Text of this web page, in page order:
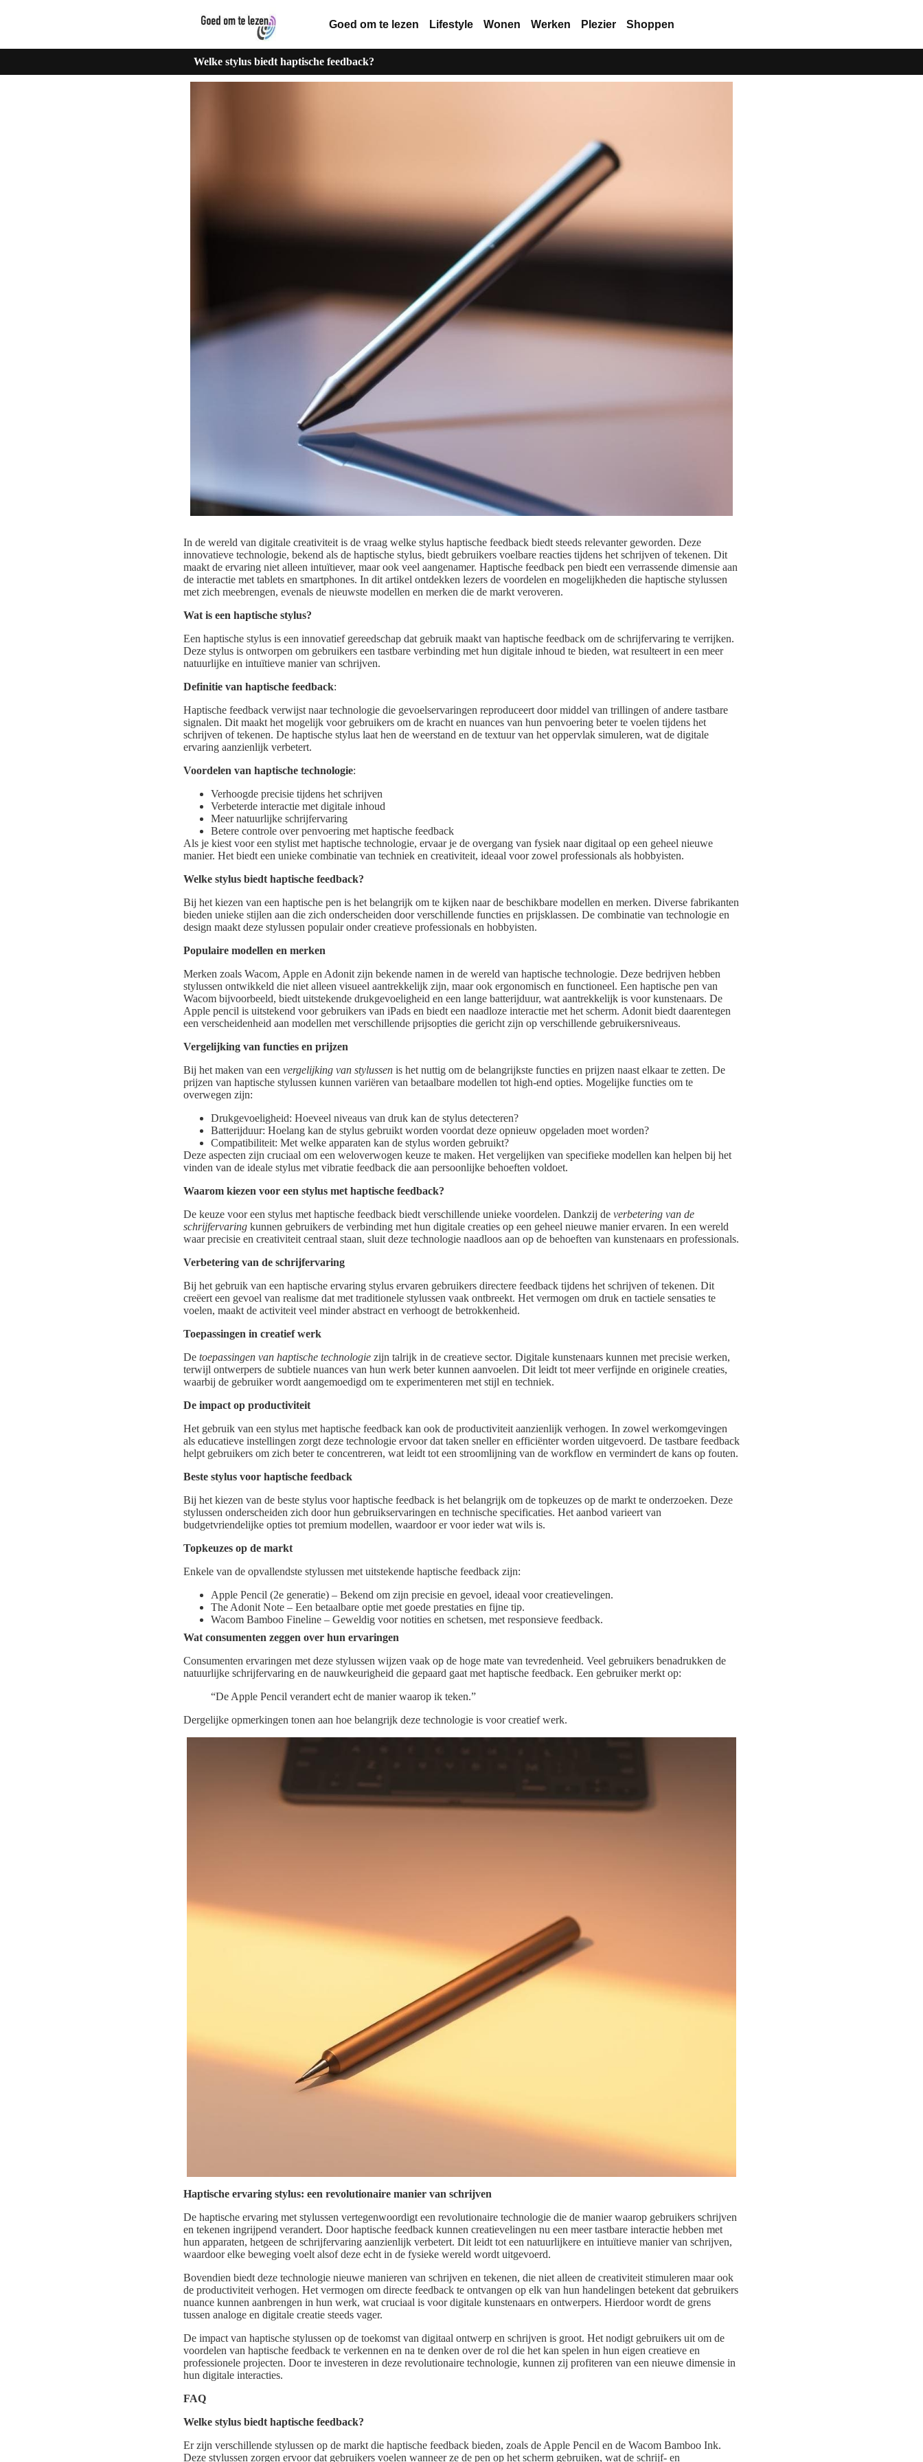
Goed om te lezen Lifestyle Wonen Werken Plezier Shoppen
Welke stylus biedt haptische feedback?
In de wereld van digitale creativiteit is de vraag welke stylus haptische feedback biedt steeds relevanter geworden. Deze
innovatieve technologie, bekend als de haptische stylus, biedt gebruikers voelbare reacties tijdens het schrijven of tekenen. Dit
maakt de ervaring niet alleen intuïtiever, maar ook veel aangenamer. Haptische feedback pen biedt een verrassende dimensie aan
de interactie met tablets en smartphones. In dit artikel ontdekken lezers de voordelen en mogelijkheden die haptische stylussen
met zich meebrengen, evenals de nieuwste modellen en merken die de markt veroveren.
Wat is een haptische stylus?
Een haptische stylus is een innovatief gereedschap dat gebruik maakt van haptische feedback om de schrijfervaring te verrijken.
Deze stylus is ontworpen om gebruikers een tastbare verbinding met hun digitale inhoud te bieden, wat resulteert in een meer
natuurlijke en intuïtieve manier van schrijven.
Definitie van haptische feedback:
Haptische feedback verwijst naar technologie die gevoelservaringen reproduceert door middel van trillingen of andere tastbare
signalen. Dit maakt het mogelijk voor gebruikers om de kracht en nuances van hun penvoering beter te voelen tijdens het
schrijven of tekenen. De haptische stylus laat hen de weerstand en de textuur van het oppervlak simuleren, wat de digitale
ervaring aanzienlijk verbetert.
Voordelen van haptische technologie:
Verhoogde precisie tijdens het schrijven
Verbeterde interactie met digitale inhoud
Meer natuurlijke schrijfervaring
Betere controle over penvoering met haptische feedback
Als je kiest voor een stylist met haptische technologie, ervaar je de overgang van fysiek naar digitaal op een geheel nieuwe
manier. Het biedt een unieke combinatie van techniek en creativiteit, ideaal voor zowel professionals als hobbyisten.
Welke stylus biedt haptische feedback?
Bij het kiezen van een haptische pen is het belangrijk om te kijken naar de beschikbare modellen en merken. Diverse fabrikanten
bieden unieke stijlen aan die zich onderscheiden door verschillende functies en prijsklassen. De combinatie van technologie en
design maakt deze stylussen populair onder creatieve professionals en hobbyisten.
Populaire modellen en merken
Merken zoals Wacom, Apple en Adonit zijn bekende namen in de wereld van haptische technologie. Deze bedrijven hebben
stylussen ontwikkeld die niet alleen visueel aantrekkelijk zijn, maar ook ergonomisch en functioneel. Een haptische pen van
Wacom bijvoorbeeld, biedt uitstekende drukgevoeligheid en een lange batterijduur, wat aantrekkelijk is voor kunstenaars. De
Apple pencil is uitstekend voor gebruikers van iPads en biedt een naadloze interactie met het scherm. Adonit biedt daarentegen
een verscheidenheid aan modellen met verschillende prijsopties die gericht zijn op verschillende gebruikersniveaus.
Vergelijking van functies en prijzen
Bij het maken van een vergelijking van stylussen is het nuttig om de belangrijkste functies en prijzen naast elkaar te zetten. De
prijzen van haptische stylussen kunnen variëren van betaalbare modellen tot high-end opties. Mogelijke functies om te
overwegen zijn:
Drukgevoeligheid: Hoeveel niveaus van druk kan de stylus detecteren?
Batterijduur: Hoelang kan de stylus gebruikt worden voordat deze opnieuw opgeladen moet worden?
Compatibiliteit: Met welke apparaten kan de stylus worden gebruikt?
Deze aspecten zijn cruciaal om een weloverwogen keuze te maken. Het vergelijken van specifieke modellen kan helpen bij het
vinden van de ideale stylus met vibratie feedback die aan persoonlijke behoeften voldoet.
Waarom kiezen voor een stylus met haptische feedback?
De keuze voor een stylus met haptische feedback biedt verschillende unieke voordelen. Dankzij de verbetering van de
schrijfervaring kunnen gebruikers de verbinding met hun digitale creaties op een geheel nieuwe manier ervaren. In een wereld
waar precisie en creativiteit centraal staan, sluit deze technologie naadloos aan op de behoeften van kunstenaars en professionals.
Verbetering van de schrijfervaring
Bij het gebruik van een haptische ervaring stylus ervaren gebruikers directere feedback tijdens het schrijven of tekenen. Dit
creëert een gevoel van realisme dat met traditionele stylussen vaak ontbreekt. Het vermogen om druk en tactiele sensaties te
voelen, maakt de activiteit veel minder abstract en verhoogt de betrokkenheid.
Toepassingen in creatief werk
De toepassingen van haptische technologie zijn talrijk in de creatieve sector. Digitale kunstenaars kunnen met precisie werken,
terwijl ontwerpers de subtiele nuances van hun werk beter kunnen aanvoelen. Dit leidt tot meer verfijnde en originele creaties,
waarbij de gebruiker wordt aangemoedigd om te experimenteren met stijl en techniek.
De impact op productiviteit
Het gebruik van een stylus met haptische feedback kan ook de productiviteit aanzienlijk verhogen. In zowel werkomgevingen
als educatieve instellingen zorgt deze technologie ervoor dat taken sneller en efficiënter worden uitgevoerd. De tastbare feedback
helpt gebruikers om zich beter te concentreren, wat leidt tot een stroomlijning van de workflow en vermindert de kans op fouten.
Beste stylus voor haptische feedback
Bij het kiezen van de beste stylus voor haptische feedback is het belangrijk om de topkeuzes op de markt te onderzoeken. Deze
stylussen onderscheiden zich door hun gebruikservaringen en technische specificaties. Het aanbod varieert van
budgetvriendelijke opties tot premium modellen, waardoor er voor ieder wat wils is.
Topkeuzes op de markt
Enkele van de opvallendste stylussen met uitstekende haptische feedback zijn:
Apple Pencil (2e generatie) – Bekend om zijn precisie en gevoel, ideaal voor creatievelingen.
The Adonit Note – Een betaalbare optie met goede prestaties en fijne tip.
Wacom Bamboo Fineline – Geweldig voor notities en schetsen, met responsieve feedback.
Wat consumenten zeggen over hun ervaringen
Consumenten ervaringen met deze stylussen wijzen vaak op de hoge mate van tevredenheid. Veel gebruikers benadrukken de
natuurlijke schrijfervaring en de nauwkeurigheid die gepaard gaat met haptische feedback. Een gebruiker merkt op:
“De Apple Pencil verandert echt de manier waarop ik teken.”
Dergelijke opmerkingen tonen aan hoe belangrijk deze technologie is voor creatief werk.
Haptische ervaring stylus: een revolutionaire manier van schrijven
De haptische ervaring met stylussen vertegenwoordigt een revolutionaire technologie die de manier waarop gebruikers schrijven
en tekenen ingrijpend verandert. Door haptische feedback kunnen creatievelingen nu een meer tastbare interactie hebben met
hun apparaten, hetgeen de schrijfervaring aanzienlijk verbetert. Dit leidt tot een natuurlijkere en intuïtieve manier van schrijven,
waardoor elke beweging voelt alsof deze echt in de fysieke wereld wordt uitgevoerd.
Bovendien biedt deze technologie nieuwe manieren van schrijven en tekenen, die niet alleen de creativiteit stimuleren maar ook
de productiviteit verhogen. Het vermogen om directe feedback te ontvangen op elk van hun handelingen betekent dat gebruikers
nuance kunnen aanbrengen in hun werk, wat cruciaal is voor digitale kunstenaars en ontwerpers. Hierdoor wordt de grens
tussen analoge en digitale creatie steeds vager.
De impact van haptische stylussen op de toekomst van digitaal ontwerp en schrijven is groot. Het nodigt gebruikers uit om de
voordelen van haptische feedback te verkennen en na te denken over de rol die het kan spelen in hun eigen creatieve en
professionele projecten. Door te investeren in deze revolutionaire technologie, kunnen zij profiteren van een nieuwe dimensie in
hun digitale interacties.
FAQ
Welke stylus biedt haptische feedback?
Er zijn verschillende stylussen op de markt die haptische feedback bieden, zoals de Apple Pencil en de Wacom Bamboo Ink.
Deze stylussen zorgen ervoor dat gebruikers voelen wanneer ze de pen op het scherm gebruiken, wat de schrijf- en